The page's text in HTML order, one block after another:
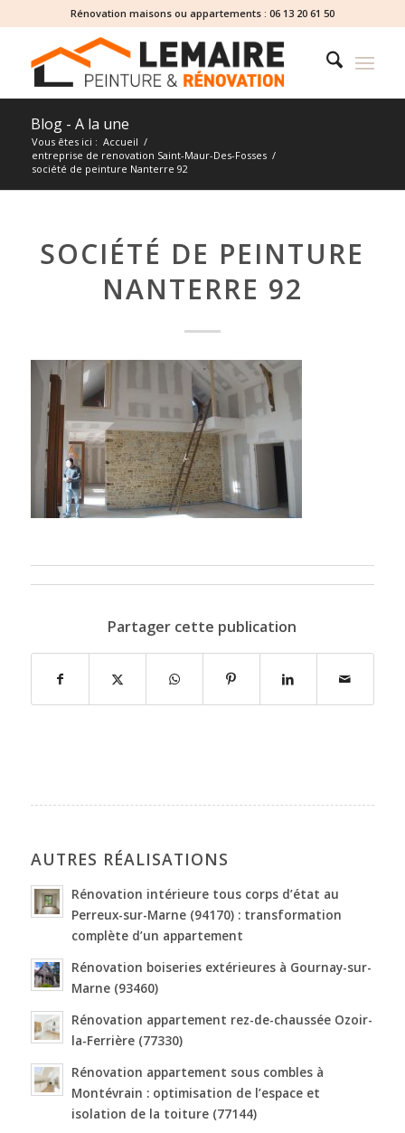
Rénovation maisons ou appartements : 06 13 20 61 50
Blog - A la une
Vous êtes ici : Accueil /
entreprise de renovation Saint-Maur-Des-Fosses /
société de peinture Nanterre 92
SOCIÉTÉ DE PEINTURE
NANTERRE 92
Partager cette publication
AUTRES RÉALISATIONS
Rénovation intérieure tous corps d’état au
Perreux-sur-Marne (94170) : transformation
complète d’un appartement
Rénovation boiseries extérieures à Gournay-sur-
Marne (93460)
Rénovation appartement rez-de-chaussée Ozoir-
la-Ferrière (77330)
Rénovation appartement sous combles à
Montévrain : optimisation de l’espace et
isolation de la toiture (77144)